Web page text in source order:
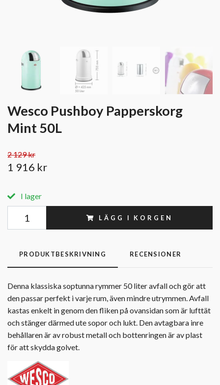
Wesco Pushboy Papperskorg
Mint 50L
2 129 kr
1 916 kr
I lager
LÄGG I KORGEN
PRODUKTBESKRIVNING RECENSIONER
Denna klassiska soptunna rymmer 50 liter avfall och gör att
den passar perfekt i varje rum, även mindre utrymmen. Avfall
kastas enkelt in genom den fliken på ovansidan som är lufttät
och stänger därmed ute sopor och lukt. Den avtagbara inre
behållaren är av robust metall och bottenringen är av plast
för att skydda golvet.